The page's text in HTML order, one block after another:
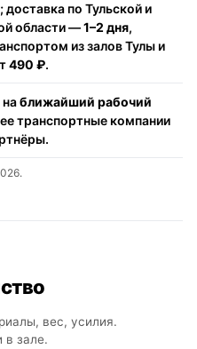
; доставка по Тульской и
области —1–2 дня,
из залов Тулы и
490 ₽.
наближайший рабочий
транспортные компании
вес, усилия.
в зале.